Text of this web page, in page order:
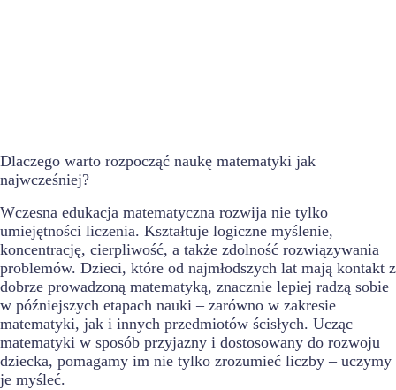
Dlaczego warto rozpocząć naukę matematyki jak
najwcześniej?
Wczesna edukacja matematyczna rozwija nie tylko
umiejętności liczenia. Kształtuje logiczne myślenie,
koncentrację, cierpliwość, a także zdolność rozwiązywania
problemów. Dzieci, które od najmłodszych lat mają kontakt z
dobrze prowadzoną matematyką, znacznie lepiej radzą sobie
w późniejszych etapach nauki – zarówno w zakresie
matematyki, jak i innych przedmiotów ścisłych. Ucząc
matematyki w sposób przyjazny i dostosowany do rozwoju
dziecka, pomagamy im nie tylko zrozumieć liczby – uczymy
je myśleć.